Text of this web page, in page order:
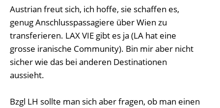
Austrian freut sich, ich hoffe, sie schaffen es,
genug Anschlusspassagiere über Wien zu
transferieren. LAX VIE gibt es ja (LA hat eine
grosse iranische Community). Bin mir aber nicht
sicher wie das bei anderen Destinationen
aussieht.
Bzgl LH sollte man sich aber fragen, ob man einen